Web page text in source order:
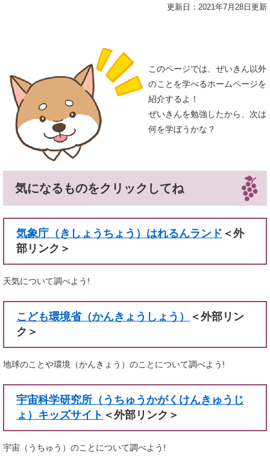
更新日：2021年7月28日更新
このページでは、ぜいきん以外
のことを学べるホームページを
紹介するよ！
ぜいきんを勉強したから、次は
何を学ぼうかな？
気になるものをクリックしてね
気象庁（きしょうちょう）はれるんランド ＜外
部リンク＞
天気について調べよう!
こども環境省（かんきょうしょう）
＜外部リン
ク＞
地球のことや環境（かんきょう）のことについて調べよう!
宇宙科学研究所（うちゅうかがくけんきゅうじ
ょ）キッズサイト ＜外部リンク＞
宇宙（うちゅう）のことについて調べよう!